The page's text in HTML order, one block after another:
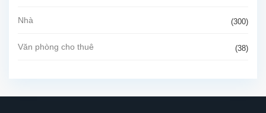
Nhà (300)
Văn phòng cho thuê (38)